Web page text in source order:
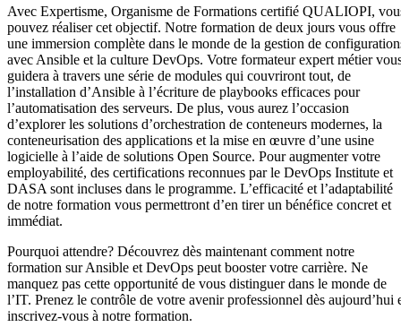
Avec Expertisme, Organisme de Formations certifié QUALIOPI,
pouvez réaliser cet objectif. Notre formation de deux jours vous offre
une immersion complète dans le monde de la gestion de
avec Ansible et la culture DevOps. Votre formateur expert métier
guidera à travers une série de modules qui couvriront tout, de
l’installation d’Ansible à l’écriture de playbooks efficaces pour
l’automatisation des serveurs. De plus, vous aurez l’occasion
d’explorer les solutions d’orchestration de conteneurs modernes, la
conteneurisation des applications et la mise en œuvre d’une usine
logicielle à l’aide de solutions Open Source. Pour augmenter votre
employabilité, des certifications reconnues par le DevOps Institute et
DASA sont incluses dans le programme. L’efficacité et l’adaptabilité
de notre formation vous permettront d’en tirer un bénéfice concret et
immédiat.
Pourquoi attendre? Découvrez dès maintenant comment notre
formation sur Ansible et DevOps peut booster votre carrière. Ne
manquez pas cette opportunité de vous distinguer dans le monde de
l’IT. Prenez le contrôle de votre avenir professionnel dès aujourd’hui
inscrivez-vous à notre formation.